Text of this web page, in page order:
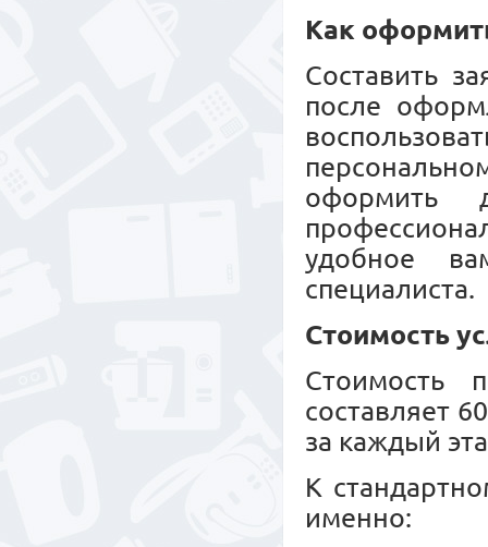
Как
Составить
после
удобное
специалиста.
Стоимость
Стоимость
составляет
за каждый
К
именно: